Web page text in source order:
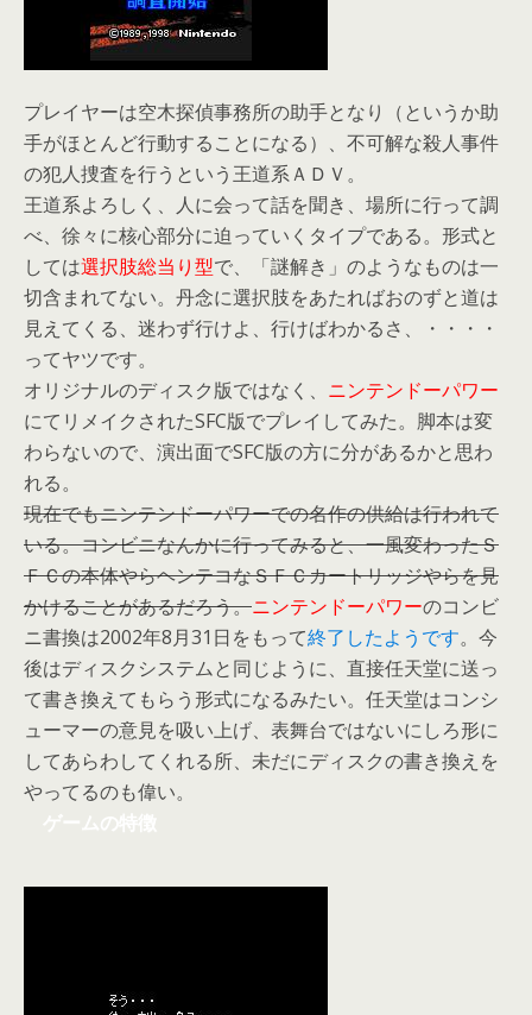
プレイヤーは空木探偵事務所の助手となり（というか助
手がほとんど行動することになる）、不可解な殺人事件
の犯人捜査を行うという王道系ＡＤＶ。
王道系よろしく、人に会って話を聞き、場所に行って調
べ、徐々に核心部分に迫っていくタイプである。形式と
しては選択肢総当り型で、「謎解き」のようなものは一
切含まれてない。丹念に選択肢をあたればおのずと道は
見えてくる、迷わず行けよ、行けばわかるさ、・・・・
ってヤツです。
オリジナルのディスク版ではなく、 ニンテンドーパワー
にてリメイクされたSFC版でプレイしてみた。脚本は変
わらないので、演出面でSFC版の方に分があるかと思わ
れる。
現在でもニンテンドーパワーでの名作の供給は行われて
いる。コンビニなんかに行ってみると、一風変わったＳ
ＦＣの本体やらヘンテコなＳＦＣカートリッジやらを見
かけることがあるだろう。ニンテンドーパワーのコンビ
ニ書換は2002年8月31日をもって終了したようです。今
後はディスクシステムと同じように、直接任天堂に送っ
て書き換えてもらう形式になるみたい。任天堂はコンシ
ューマーの意見を吸い上げ、表舞台ではないにしろ形に
してあらわしてくれる所、未だにディスクの書き換えを
やってるのも偉い。
ゲームの特徴